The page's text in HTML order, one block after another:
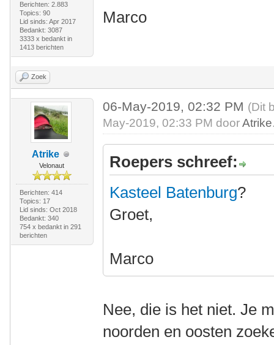
Berichten: 2.883
Topics: 90
Lid sinds: Apr 2017
Bedankt: 3087
3333 x bedankt in
1413 berichten
Marco
Zoek
Atrike
Velonaut
Berichten: 414
Topics: 17
Lid sinds: Oct 2018
Bedankt: 340
754 x bedankt in 291
berichten
06-May-2019, 02:32 PM (Dit
May-2019, 02:33 PM doorAtrike
Roepers schreef:
Kasteel Batenburg?
Groet,
Marco
Nee, die is het niet. Je
noorden en oosten